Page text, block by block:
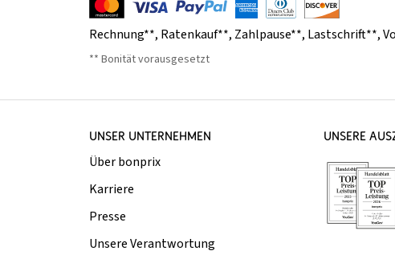
Rechnung**, Ratenkauf**, Zahlpause**, Lastschrift**,
** Bonität vorausgesetzt
UNSER UNTERNEHMEN
Über bonprix
Karriere
Presse
Unsere Verantwortung
UNSERE